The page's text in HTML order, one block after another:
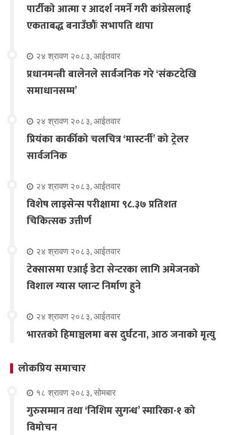
पार्टीको आत्मा र आदर्श नमर्ने गरी कांग्रेसलाई
एकताबद्ध बनाउँछौंः सभापति थापा
२४ श्रावण २०८३, आईतवार
प्रधानमन्त्री बालेनले सार्वजनिक गरे ‘संकटदेखि
समाधानसम्म’
२४ श्रावण २०८३, आईतवार
प्रियंका कार्कीको चलचित्र ‘मास्टर्नी’ को ट्रेलर
सार्वजनिक
२४ श्रावण २०८३, आईतवार
विशेष लाइसेन्स परीक्षामा ९८.३७ प्रतिशत
चिकित्सक उत्तीर्ण
२४ श्रावण २०८३, आईतवार
टेक्सासमा एआई डेटा सेन्टरका लागि अमेजनको
विशाल ग्यास प्लान्ट निर्माण हुने
२४ श्रावण २०८३, आईतवार
भारतको हिमाञ्चलमा बस दुर्घटना, आठ जनाको मृत्यु
लोकप्रिय समाचार
१८ श्रावण २०८३, सोमबार
गुरुसम्मान तथा ‘निशिम सुगन्ध’ स्मारिका-१ को
विमोचन